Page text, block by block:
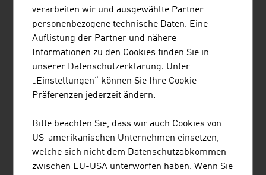
oder Energiesparkonzepte in der Gastronomie und
Hotellerie wichtige Aspekte der Vermarktung
touristischer Angebote.
GEMEINSAM ERFOLGREICH
Die Wettbewerbssituation im Tourismus führt dazu, dass
die Qualität der Angebote hoch ist. Viele Institutionen
zusammen. Von den Gemeinden, die für die Infrastruktur
sorgen, über die Regionen, die ihre Vermarktung
bündeln, bis hin zur Gastronomie und zu den
Veranstaltern, sie alle arbeiten Hand in Hand für die
verarbeiten wir und ausgewählte Partner
personenbezogene technische Daten. Eine
Auflistung der Partner und nähere
Informationen zu den Cookies finden Sie in
unserer Datenschutzerklärung. Unter
„Einstellungen“ können Sie Ihre Cookie-
Präferenzen jederzeit ändern.
Bitte beachten Sie, dass wir auch Cookies von
US-amerikanischen Unternehmen einsetzen,
welche sich nicht dem Datenschutzabkommen
zwischen EU-USA unterworfen haben. Wenn Sie